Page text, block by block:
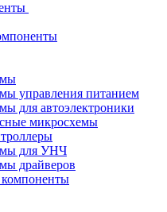
управления питанием
для автоэлектроники
микросхемы
для УНЧ
драйверов